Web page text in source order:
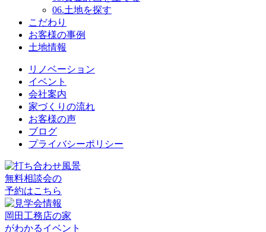
06.土地を探す
こだわり
お客様の事例
土地情報
リノベーション
イベント
会社案内
家づくりの流れ
お客様の声
ブログ
プライバシーポリシー
無料相談会の
予約はこちら
岡田工務店の家
がわかるイベント